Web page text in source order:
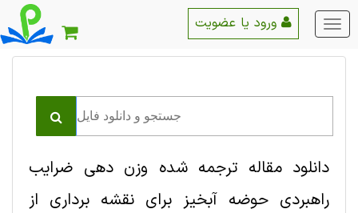
منو
اصلی
دانلود مقاله ترجمه شده وزن دهی ضرایب
راهبردی حوضه آبخیز برای نقشه برداری از